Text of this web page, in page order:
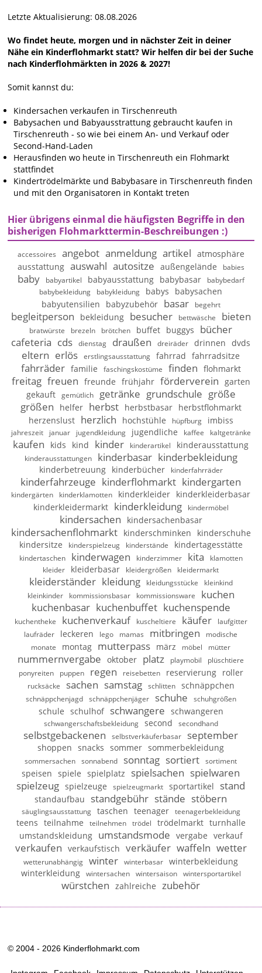
Letzte Aktualisierung: 08.08.2026
Wo findet heute, morgen und in nächster Zeit in deiner
Nähe ein Kinderflohmarkt statt? Wir helfen dir bei der Suche
nach Kinderflohmärkten in 2026 & 2027!
Somit kannst du:
Kindersachen verkaufen in Tirschenreuth
Babysachen und Babyausstrattung gebraucht kaufen in
Tirschenreuth - so wie bei einem An- und Verkauf oder
Second-Hand-Laden
Herausfinden wo heute in Tirschenreuth ein Flohmarkt
stattfindet
Kindertrödelmärkte und Babybasare in Tirschenreuth finden
und mit den Organisatoren in Kontakt treten
Hier übrigens einmal die häufigsten Begriffe in den
bisherigen Flohmarkttermin-Beschreibungen :)
accessoires angebot anmeldung artikel atmosphäre
ausstattung auswahl autositze außengelände babies
baby babyartikel babyausstattung babybasar
babybedarf
babybekleidung
babykleidung babys
babysachen
babyutensilien
babyzubehör basar begehrt
begleitperson bekleidung besucher bettwäsche bieten
bratwürste brezeln brötchen buffet buggys
bücher
cafeteria cds dienstag draußen dreiräder drinnen dvds
eltern erlös erstlingsausstattung fahrrad fahrradsitze
fahrräder familie faschingskostüme finden flohmarkt
freitag freuen freunde frühjahr förderverein garten
gekauft
gemütlich getränke grundschule größe
größen
helfer herbst herbstbasar herbstflohmarkt
herzenslust herzlich hochstühle hüpfburg imbiss
jahreszeit januar jugendkleidung jugendliche kaffee kaltgetränke
kaufen kids kind kinder kinderartikel kinderausstattung
kinderausstattungen kinderbasar kinderbekleidung
kinderbetreuung kinderbücher kinderfahrräder
kinderfahrzeuge kinderflohmarkt kindergarten
kindergärten kinderklamotten kinderkleider kinderkleiderbasar
kinderkleidermarkt kinderkleidung kindermöbel
kindersachen kindersachenbasar
kindersachenflohmarkt kinderschminken
kinderschuhe
kindersitze
kinderspielzeug kinderstände kindertagesstätte
kindertaschen kinderwagen kinderzimmer kita
klamotten
kleider
kleiderbasar kleidergrößen kleidermarkt
kleiderständer kleidung kleidungsstücke
kleinkind
kleinkinder
kommissionsbasar kommissionsware
kuchen
kuchenbasar kuchenbuffet kuchenspende
kuchentheke kuchenverkauf kuscheltiere käufer
laufgitter
laufräder
leckeren lego mamas mitbringen
modische
monate
montag mutterpass märz möbel mütter
nummernvergabe oktober platz playmobil
plüschtiere
ponyreiten
puppen regen reisebetten reservierung roller
rucksäcke sachen samstag schlitten schnäppchen
schnäppchenjagd schnäppchenjäger schuhe schuhgrößen
schule schulhof schwangere schwangeren
schwangerschaftsbekleidung second secondhand
selbstgebackenen selbstverkäuferbasar september
shoppen snacks sommer sommerbekleidung
sommersachen sonnabend sonntag sortiert sortiment
speisen spiele spielplatz spielsachen spielwaren
spielzeug spielzeuge spielzeugmarkt sportartikel stand
standaufbau standgebühr stände stöbern
säuglingsausstattung taschen teenager teenagerbekleidung
teens teilnahme teilnehmen trödel trödelmarkt turnhalle
umstandskleidung umstandsmode vergabe verkauf
verkaufen verkaufstisch verkäufer waffeln wetter
wetterunabhängig winter winterbasar
winterbekleidung
winterkleidung
wintersachen wintersaison wintersportartikel
würstchen zahlreiche zubehör
© 2004 - 2026 Kinderflohmarkt.com